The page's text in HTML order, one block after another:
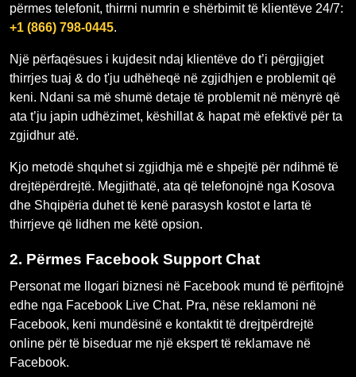
përmes telefonit, thirrni numrin e shërbimit të klientëve 24/7:
+1 (866) 798-0445.
Një përfaqësues i kujdesit ndaj klientëve do t’i përgjigjet
thirrjes tuaj & do t'ju udhëheqë në zgjidhjen e problemit që
keni. Ndani sa më shumë detaje të problemit në mënyrë që
ata t’ju japin udhëzimet, këshillat & hapat më efektivë për ta
zgjidhur atë.
Kjo metodë shquhet si zgjidhja më e shpejtë për ndihmë të
drejtëpërdrejtë. Megjithatë, ata që telefonojnë nga Kosova
dhe Shqipëria duhet të kenë parasysh kostot e larta të
thirrjeve që lidhen me këtë opsion.
2. Përmes Facebook Support Chat
Personat me llogari biznesi në Facebook mund të përfitojnë
edhe nga Facebook Live Chat. Pra, nëse reklamoni në
Facebook, keni mundësinë e kontaktit të drejtpërdrejtë
online për të biseduar me një ekspert të reklamave në
Facebook.